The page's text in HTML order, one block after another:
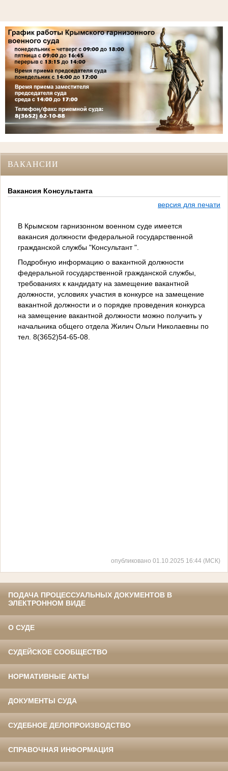
ВАКАНСИИ
Вакансия Консультанта
версия для печати
В Крымском гарнизонном военном суде имеется
вакансия должности федеральной государственной
гражданской службы "Консультант ".
Подробную информацию о вакантной должности
федеральной государственной гражданской службы,
требованиях к кандидату на замещение вакантной
должности, условиях участия в конкурсе на замещение
вакантной должности и о порядке проведения конкурса
на замещение вакантной должности можно получить у
начальника общего отдела Жилич Ольги Николаевны по
тел. 8(3652)54-65-08.
человек
опубликовано 01.10.2025 16:44 (МСК)
ПОДАЧА ПРОЦЕССУАЛЬНЫХ ДОКУМЕНТОВ В
ЭЛЕКТРОННОМ ВИДЕ
О СУДЕ
СУДЕЙСКОЕ СООБЩЕСТВО
НОРМАТИВНЫЕ АКТЫ
ДОКУМЕНТЫ СУДА
СУДЕБНОЕ ДЕЛОПРОИЗВОДСТВО
СПРАВОЧНАЯ ИНФОРМАЦИЯ